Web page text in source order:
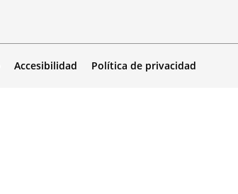
Accesibilidad Política de privacidad